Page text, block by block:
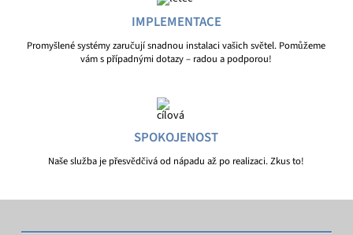
IMPLEMENTACE
Promyšlené systémy zaručují snadnou instalaci vašich světel. Pomůžeme
vám s případnými dotazy – radou a podporou!
SPOKOJENOST
Naše služba je přesvědčivá od nápadu až po realizaci. Zkus to!